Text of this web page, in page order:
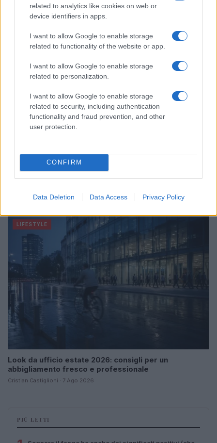
related to analytics like cookies on web or
device identifiers in apps.
I want to allow Google to enable storage
related to functionality of the website or app.
I want to allow Google to enable storage
related to personalization.
I want to allow Google to enable storage
related to security, including authentication
functionality and fraud prevention, and other
user protection.
CONFIRM
Data Deletion Data Access Privacy Policy
Mostre di moda 2026: Franco Moschino a Forte di
Bard e gli eventi imperdibili in Italia
LIFESTYLE
Copenhagen: un mix di comfort e stile
Matteo Pellegrino · 7 Ago 2026
LIFESTYLE
Look da ufficio estate 2026: consigli per un
abbigliamento fresco e professionale
Cristian Castiglioni · 7 Ago 2026
PIÙ LETTI